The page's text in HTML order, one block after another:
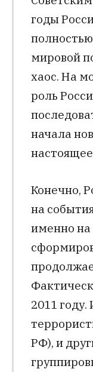
годы
полностью
мировой
хаос. На
роль
начала
Конечно,
на
именно на
2011
РФ), и